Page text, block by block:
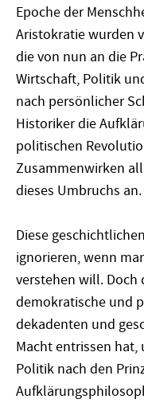
Epoche der
Aristokratie wurden
die von nun an die
Wirtschaft, Politik
nach persönlicher
Historiker die
politischen
Zusammenwirken
dieses Umbruchs an.
Diese
ignorieren, wenn
verstehen will. Doch
demokratische und
dekadenten und
Macht entrissen hat,
Politik nach den